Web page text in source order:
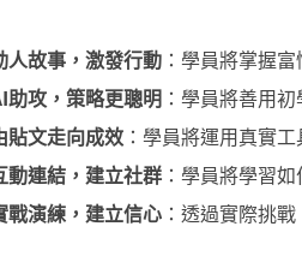
人故事，激發行動 ：學員將掌握
助攻，策略更聰明 ：學員將善用
貼文走向成效 ：學員將運用真實
動連結，建立社群 ：學員將學習
戰演練，建立信心 ：透過實際挑